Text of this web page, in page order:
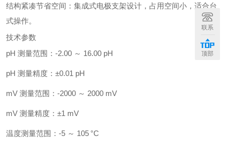
结构紧凑节省空间：集成式电极支架设计，占用空间小，适合台
式操作。
技术参数
pH 测量范围：-2.00 ～ 16.00 pH
pH 测量精度：±0.01 pH
mV 测量范围：-2000 ～ 2000 mV
mV 测量精度：±1 mV
温度测量范围：-5 ～ 105 °C
联系
顶部